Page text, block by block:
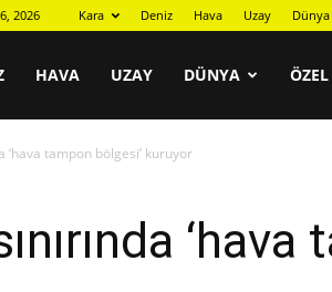
2026 Kara Deniz Hava Uzay Dünya
HAVA UZAY DÜNYA
‘hava tampon bölgesi’ kuruyor